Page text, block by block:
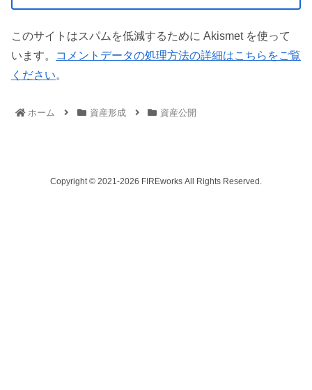
このサイトはスパムを低減するために Akismet を使って
います。
コメントデータの処理方法の詳細はこちらをご覧
ください。
ホーム 資産形成 資産公開
Copyright © 2021-2026 FIREworks All Rights Reserved.